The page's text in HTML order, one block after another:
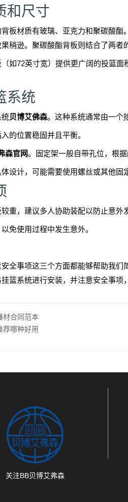
和尺寸
板材质有玻璃、亚克力和聚碳酸
稍逊。聚碳酸酯背板则结合了两者
如72英寸宽）提供更广阔的投篮
系统
统贝博艾佛森。这种系统通常由一个
的位置稳固并且平衡。
森官网。固定架一般自带孔位，根
设计，可能需要使用螺丝或其他固
重，建议多人协助装配以防止意外
免使用过程中发生意外。
全事项这三个方面都能够帮助我们
篮系统进行安装，并注意安全事项
材合同范本
荐哪种好用
关注BB贝博艾弗森